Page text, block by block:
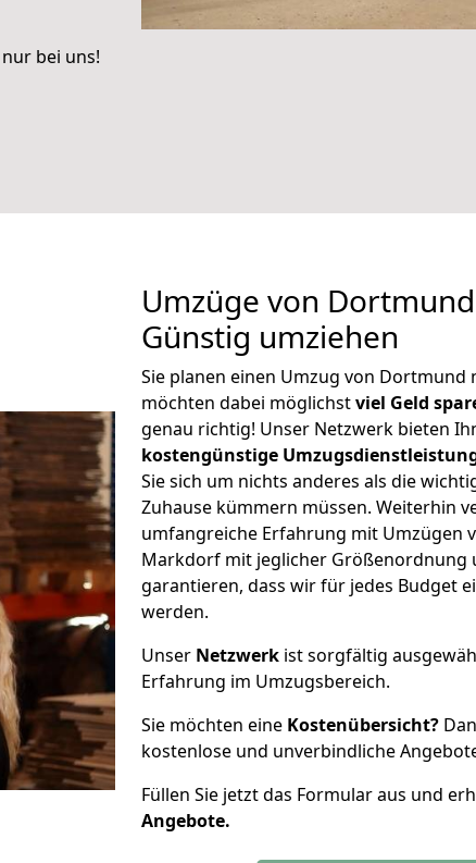
bei uns!
Umzüge von
Günstig umziehen
Sie planen einen Umzug von
möchten dabei möglichstviel Geld
genau richtig! Unser Netzwerk bieten
kostengünstige
Sie sich um nichts anderes als die
Zuhause kümmern müssen. Weiterhin
umfangreiche Erfahrung mit Umzügen
Markdorf mit jeglicher Größenordnung
garantieren, dass wir für jedes Budget
werden.
Unser Netzwerk ist sorgfältig
Erfahrung im Umzugsbereich.
Sie möchten eine Kostenübersicht?
kostenlose und unverbindliche
Füllen Sie jetzt das Formular aus und
Angebote.